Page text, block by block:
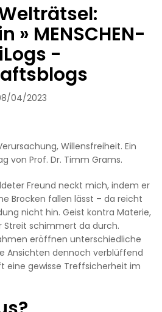
» MENSCHEN-
-
04/2023
Willensfreiheit. Ein
von Prof. Dr. Timm Grams.
Freund neckt mich, indem er
Brocken fallen lässt – da reicht
nicht hin. Geist kontra Materie,
Streit schimmert da durch.
eröffnen unterschiedliche
Ansichten dennoch verblüffend
eine gewisse Treffsicherheit im